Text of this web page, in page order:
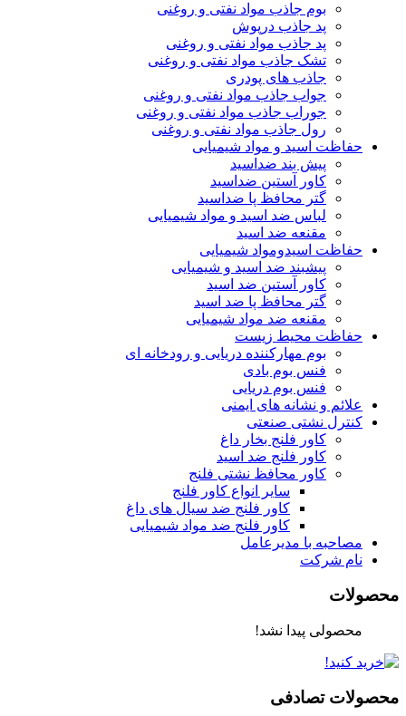
بوم جاذب مواد نفتی و روغنی
پد جاذب درپوش
پد جاذب مواد نفتی و روغنی
تشک جاذب مواد نفتی و روغنی
جاذب های پودری
جواب جاذب مواد نفتی و روغنی
جوراب جاذب مواد نفتی و روغنی
رول جاذب مواد نفتی و روغنی
حفاظت اسید و مواد شیمیایی
پیش بند ضداسید
کاور آستین ضداسید
گتر محافظ پا ضداسید
لباس ضد اسید و مواد شیمیایی
مقنعه ضد اسید
حفاظت اسیدومواد شیمیایی
پیشبند ضد اسید و شیمیایی
کاور آستین ضد اسید
گتر محافظ پا ضد اسید
مقنعه ضد مواد شیمیایی
حفاظت محیط زیست
بوم مهارکننده دریایی و رودخانه ای
فنس بوم بادی
فنس بوم دریایی
علائم و نشانه های ایمنی
کنترل نشتی صنعتی
کاور فلنج بخار داغ
کاور فلنج ضد اسید
کاور محافظ نشتی فلنج
سایر انواع کاور فلنج
کاور فلنج ضد سیال های داغ
کاور فلنج ضد مواد شیمیایی
مصاحبه با مدیرعامل
نام شرکت
محصولات
محصولی پیدا نشد!
محصولات تصادفی